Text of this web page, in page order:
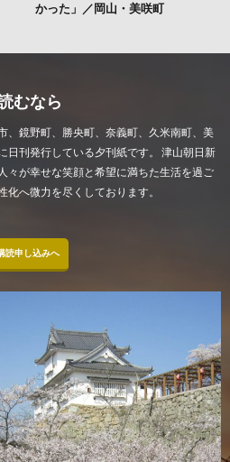
かった」／岡山・美咲町
むなら
、鏡野町、勝央町、奈義町、久米南町、美
日刊発行している夕刊紙です。 津山朝日新
々が幸せな笑顔と希望に満ちた生活を過ご
へ微力を尽くしております。
読申し込みへ